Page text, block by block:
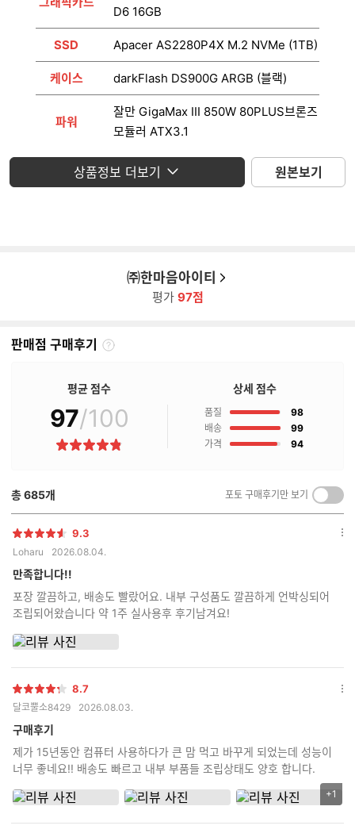
D6 16GB
SSD Apacer AS2280P4X M.2 NVMe (1TB)
케이스 darkFlash DS900G ARGB (블랙)
파워
잘만 GigaMax III 850W 80PLUS브론즈
모듈러 ATX3.1
운영체제 미포함
상품정보 더보기 원본보기
㈜한마음아이티
평가 97점
판매점 구매후기
판
매
후
기
평균 점수
97/100
별
상세 점수
품질 98점
배송
99점
가격
94점
총685개 포토 구매후기만 보기
켜
기/
별
점
9.3
Loharu 2026.08.04.
만족합니다!!
포장 깔끔하고, 배송도 빨랐어요. 내부 구성품도 깔끔하게 언박싱되어
조립되어왔습니다 약 1주 실사용후 후기남겨요!
옵
별
점
8.7
달코뿔소8429 2026.08.03.
구매후기
제가 15년동안 컴퓨터 사용하다가 큰 맘 먹고 바꾸게 되었는데 성능이
너무 좋네요!! 배송도 빠르고 내부 부품들 조립상태도 양호 합니다.
리
+1
옵